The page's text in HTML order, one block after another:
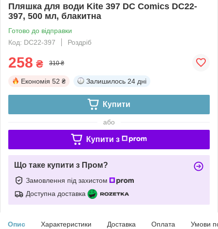
Пляшка для води Kite 397 DC Comics DC22-
397, 500 мл, блакитна
Готово до відправки
Код: DC22-397
Роздріб
258 ₴ 310 ₴
Економія 52 ₴ Залишилось 24 дні
Купити
або
Купити з
Що таке купити з Пром?
Замовлення під захистом
Доступна доставка
Опис Характеристики Доставка Оплата Умови